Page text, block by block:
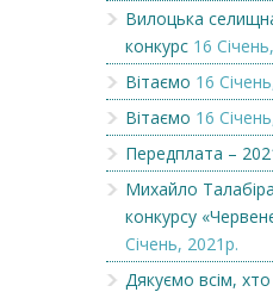
Вилоцька
конкурс 16
Вітаємо 16
Вітаємо 16
Передплата –
Михайло
конкурсу
Січень, 2021р.
Дякуємо всім,